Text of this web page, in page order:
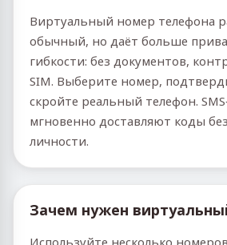
Виртуальный номер телефона
обычный, но даёт больше
гибкости: без документов,
SIM. Выберите номер,
скройте реальный телефон.
мгновенно доставляют коды
личности.
Зачем нужен
Используйте несколько